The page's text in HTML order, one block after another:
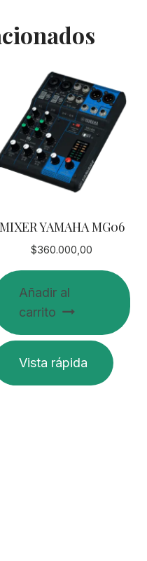
MIXER YAMAHA MG06
$360.000,00
Añadir al
carrito
Vista rápida